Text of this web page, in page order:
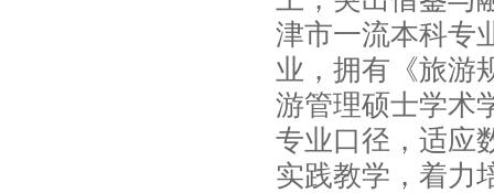
津市一流本科专
业，拥有《旅游
游管理硕士学术
专业口径，适应
实践教学，着力